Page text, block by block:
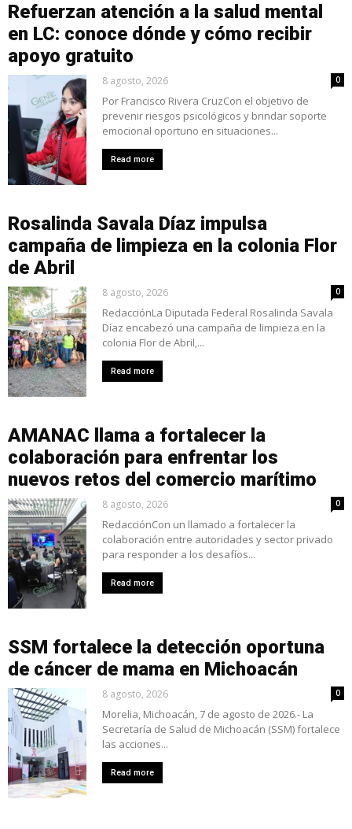
Refuerzan atención a la salud mental
en LC: conoce dónde y cómo recibir
apoyo gratuito
8 agosto, 2026 0
Por Francisco Rivera CruzCon el objetivo de
prevenir riesgos psicológicos y brindar soporte
emocional oportuno en situaciones...
Read more
Rosalinda Savala Díaz impulsa
campaña de limpieza en la colonia Flor
de Abril
8 agosto, 2026 0
RedacciónLa Diputada Federal Rosalinda Savala
Díaz encabezó una campaña de limpieza en la
colonia Flor de Abril,...
Read more
AMANAC llama a fortalecer la
colaboración para enfrentar los
nuevos retos del comercio marítimo
8 agosto, 2026 0
RedacciónCon un llamado a fortalecer la
colaboración entre autoridades y sector privado
para responder a los desafíos...
Read more
SSM fortalece la detección oportuna
de cáncer de mama en Michoacán
8 agosto, 2026 0
Morelia, Michoacán, 7 de agosto de 2026.- La
Secretaría de Salud de Michoacán (SSM) fortalece
las acciones...
Read more